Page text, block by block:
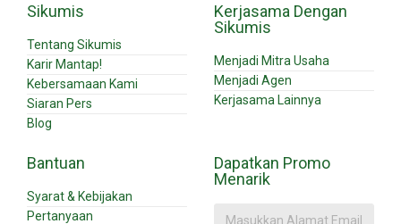
Sikumis
Tentang Sikumis
Karir Mantap!
Kebersamaan Kami
Siaran Pers
Blog
Kerjasama Dengan
Sikumis
Menjadi Mitra Usaha
Menjadi Agen
Kerjasama Lainnya
Bantuan
Syarat & Kebijakan
Pertanyaan
Dapatkan Promo
Menarik